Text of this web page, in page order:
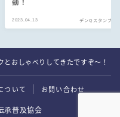
動！
2023.04.13 デンQスタンプラ
とおしゃべりしてきたですぞ〜！
ついて お問い合わせ
承普及協会